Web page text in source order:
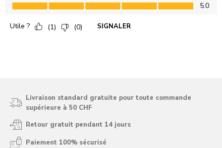
Livraison standard gratuite pour toute commande
supérieure à 50 CHF
Retour gratuit pendant 14 jours
Paiement 100% sécurisé